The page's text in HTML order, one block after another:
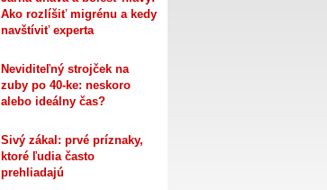
Ako rozlíšiť migrénu a kedy
navštíviť experta
Neviditeľný strojček na
zuby po 40-ke: neskoro
alebo ideálny čas?
Sivý zákal: prvé príznaky,
ktoré ľudia často
prehliadajú